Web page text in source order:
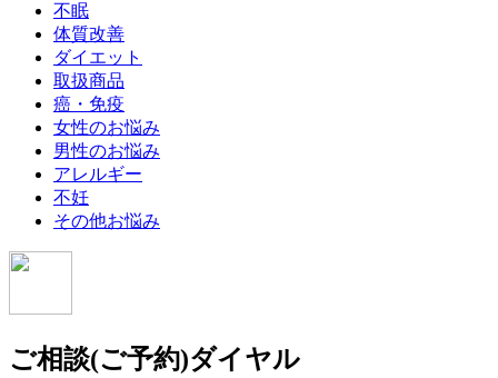
不眠
体質改善
ダイエット
取扱商品
癌・免疫
女性のお悩み
男性のお悩み
アレルギー
不妊
その他お悩み
ご相談(ご予約)ダイヤル